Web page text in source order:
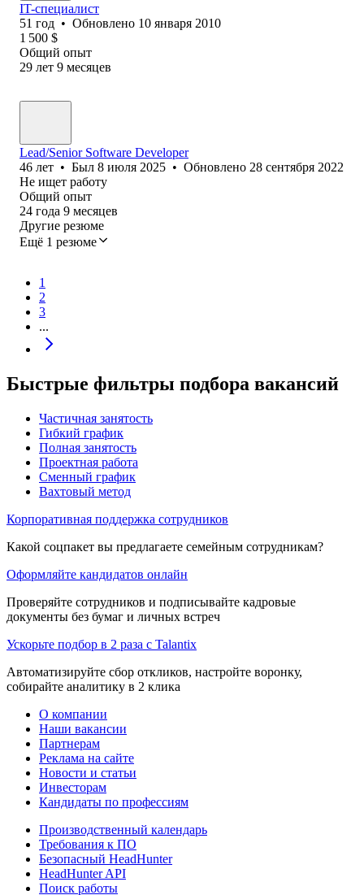
IT-специалист
51 год • Обновлено 10 января 2010
1 500 $
Общий опыт
29 лет 9 месяцев
Lead/Senior Software Developer
46 лет • Был 8 июля 2025 • Обновлено 28 сентября 2022
Не ищет работу
Общий опыт
24 года 9 месяцев
Другие резюме
Ещё 1 резюме
1
2
3
...
Быстрые фильтры подбора вакансий
Частичная занятость
Гибкий график
Полная занятость
Проектная работа
Сменный график
Вахтовый метод
Корпоративная поддержка сотрудников
Какой соцпакет вы предлагаете семейным сотрудникам?
Оформляйте кандидатов онлайн
Проверяйте сотрудников и подписывайте кадровые
документы без бумаг и личных встреч
Ускорьте подбор в 2 раза с Talantix
Автоматизируйте сбор откликов, настройте воронку,
собирайте аналитику в 2 клика
О компании
Наши вакансии
Партнерам
Реклама на сайте
Новости и статьи
Инвесторам
Кандидаты по профессиям
Производственный календарь
Требования к ПО
Безопасный HeadHunter
HeadHunter API
Поиск работы